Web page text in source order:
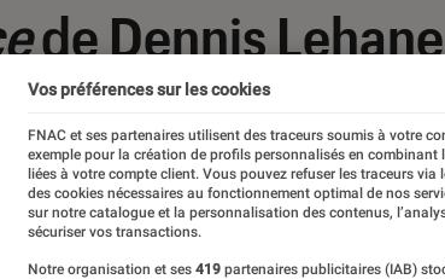
de Dennis
Lebigre
Vos préférences sur les cookies
FNAC et ses partenaires utilisent des traceurs soumis à votre
exemple pour la création de profils personnalisés en combinant
liées à votre compte client. Vous pouvez refuser les traceurs via
des cookies nécessaires au fonctionnement optimal de nos
sur notre catalogue et la personnalisation des contenus,
sécuriser vos transactions.
Notre organisation et ses 419 partenaires publicitaires (IAB)